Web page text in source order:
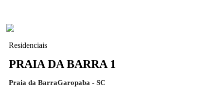
Residenciais
PRAIA DA BARRA 1
Praia da BarraGaropaba - SC